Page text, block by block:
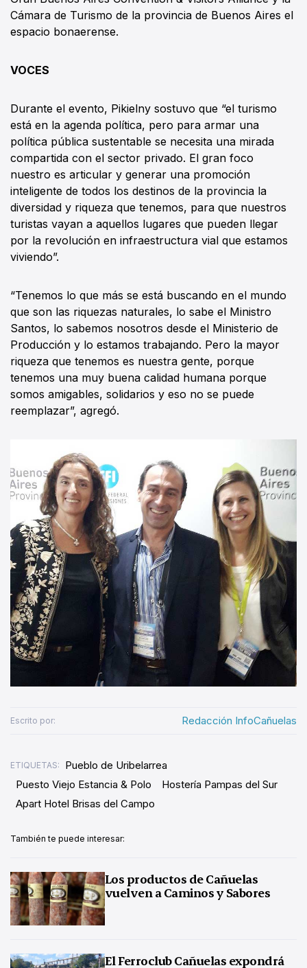
Cámara de Turismo de la provincia de Buenos Aires el
espacio bonaerense.
VOCES
Durante el evento, Pikielny sostuvo que “el turismo
está en la agenda política, pero para armar una
política pública sustentable se necesita una mirada
compartida con el sector privado. El gran foco
nuestro es articular y generar una promoción
inteligente de todos los destinos de la provincia la
diversidad y riqueza que tenemos, para que nuestros
turistas vayan a aquellos lugares que pueden llegar
por la revolución en infraestructura vial que estamos
viviendo”.
“Tenemos lo que más se está buscando en el mundo
que son las riquezas naturales, lo sabe el Ministro
Santos, lo sabemos nosotros desde el Ministerio de
Producción y lo estamos trabajando. Pero la mayor
riqueza que tenemos es nuestra gente, porque
tenemos una muy buena calidad humana porque
somos amigables, solidarios y eso no se puede
reemplazar”, agregó.
Escrito por: Redacción InfoCañuelas
ETIQUETAS:
Pueblo de Uribelarrea
Puesto Viejo Estancia & Polo
Hostería Pampas del Sur
Apart Hotel Brisas del Campo
También te puede interesar:
Los productos de Cañuelas
vuelven a Caminos y Sabores
El Ferroclub Cañuelas expondrá